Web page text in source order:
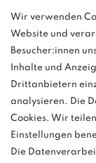
03763
Montag - Freitag,
Anrufe aus dem dt.
ggf. abweichend
Wir verwenden
Website und
Besucher:innen
Inhalte und
Drittanbietern
analysieren. Die
Cookies. Wir
Einstellungen
Die